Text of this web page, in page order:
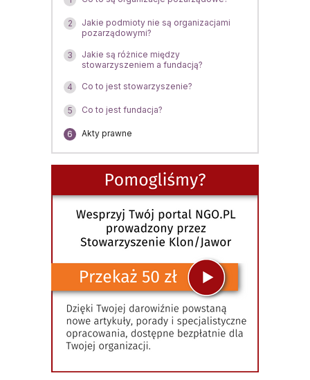
2
Jakie podmioty nie są organizacjami
pozarządowymi?
3
Jakie są różnice między
stowarzyszeniem a fundacją?
4 Co to jest stowarzyszenie?
5 Co to jest fundacja?
6 Akty prawne